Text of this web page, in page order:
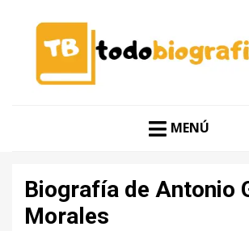
TODO MENÚ
Biografía de Antonio
Morales